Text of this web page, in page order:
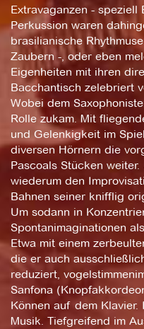
Extravaganzen - speziell
Perkussion waren
brasilianische
Zaubern -, oder eben
Eigenheiten mit ihren
Bacchantisch zelebriert
Wobei dem
Rolle zukam. Mit
und Gelenkigkeit im
diversen Hörnern die
Pascoals Stücken
wiederum den
Bahnen seiner knifflig
Um sodann in
Spontanimaginationen
Etwa mit einem
die er auch
reduziert,
Sanfona
Können auf dem
Musik. Tiefgreifend im